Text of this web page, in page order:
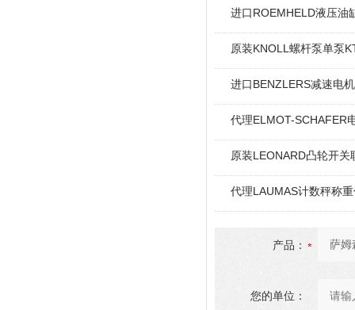
进口ROEMHELD液压油
原装KNOLL螺杆泵单泵
进口BENZLERS减速电
代理ELMOT-SCHAFER
原装LEONARD凸轮开关
代理LAUMAS计数秤称
产品：
您的单位：